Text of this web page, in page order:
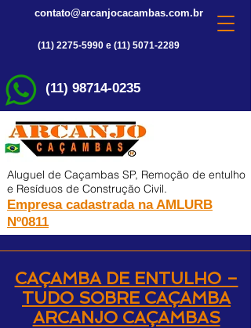
contato@arcanjocacambas.com.br
(11) 2275-5990 e (11) 5071-2289
(11) 98714-0235
Aluguel de Caçambas SP, Remoção de entulho
e Resíduos de Construção Civil.
Empresa cadastrada na AMLURB
Nº0811
CAÇAMBA DE ENTULHO –
TUDO SOBRE CAÇAMBA
ARCANJO CAÇAMBAS